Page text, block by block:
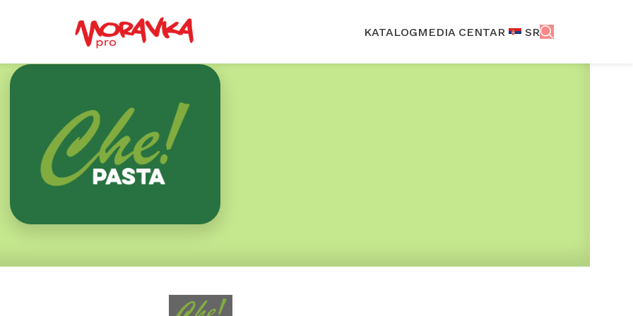
KATALOGMEDIA CENTAR SR